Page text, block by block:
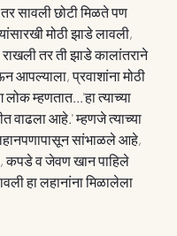
सावली छोटी मिळते पण
मोठी झाडे लावली,
राखली तर ती झाडे कालांतराने
आपल्याला, प्रवाशांना मोठी
म्हणतात...'हा त्याच्या
वाढला आहे.' म्हणजे त्याच्या
सांभाळले आहे,
कपडे व जेवण खान पाहिले
हा लहानांना मिळालेला